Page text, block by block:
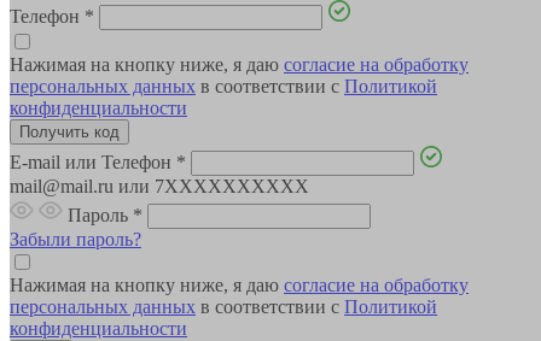
Телефон *
Нажимая на кнопку ниже, я даю согласие на обработку
персональных данных в соответствии с Политикой
конфиденциальности
E-mail или Телефон *
mail@mail.ru или 7XXXXXXXXXX
Пароль *
Забыли пароль?
Нажимая на кнопку ниже, я даю согласие на обработку
персональных данных в соответствии с Политикой
конфиденциальности